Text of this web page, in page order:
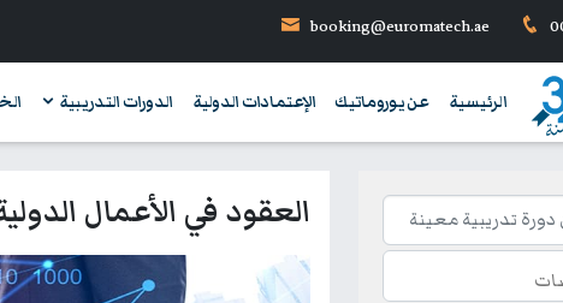
booking@euromatech.ae
الرئيسية عن يوروماتيك الإعتمادات الدولية الدورات التدريبية
العقود في الأعمال